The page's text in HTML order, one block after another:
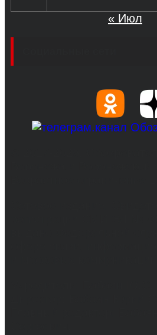
« Июл